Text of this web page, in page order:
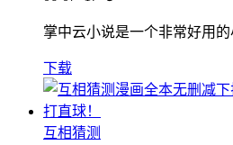
掌中云小说是一个非常好用
下载
互相猜测